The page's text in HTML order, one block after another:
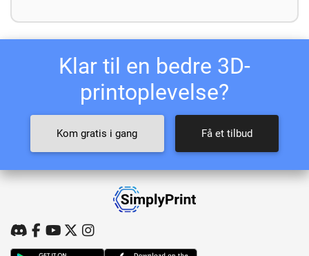
Klar til en bedre 3D-
printoplevelse?
Kom gratis i gang Få et tilbud